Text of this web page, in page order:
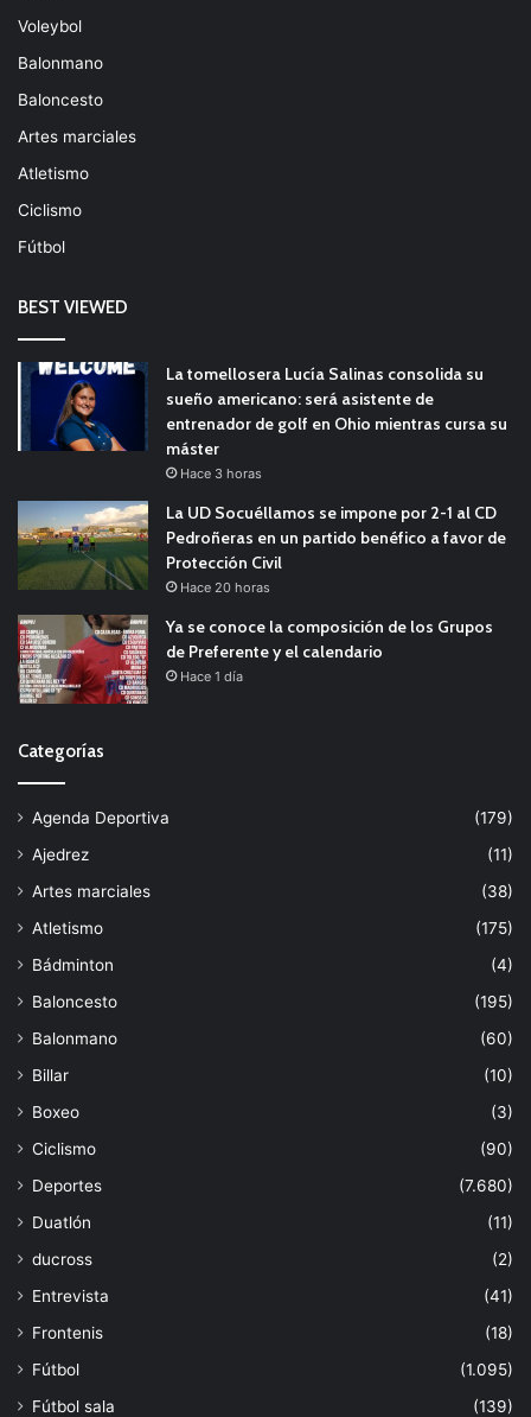
Voleybol
Balonmano
Baloncesto
Artes marciales
Atletismo
Ciclismo
Fútbol
BEST VIEWED
La tomellosera Lucía Salinas consolida su
sueño americano: será asistente de
entrenador de golf en Ohio mientras cursa su
máster
Hace 3 horas
La UD Socuéllamos se impone por 2-1 al CD
Pedroñeras en un partido benéfico a favor de
Protección Civil
Hace 20 horas
Ya se conoce la composición de los Grupos
de Preferente y el calendario
Hace 1 día
Categorías
Agenda Deportiva
(179)
Ajedrez
(11)
Artes marciales
(38)
Atletismo
(175)
Bádminton
(4)
Baloncesto
(195)
Balonmano
(60)
Billar
(10)
Boxeo
(3)
Ciclismo
(90)
Deportes
(7.680)
Duatlón
(11)
ducross
(2)
Entrevista
(41)
Frontenis
(18)
Fútbol
(1.095)
Fútbol sala
(139)